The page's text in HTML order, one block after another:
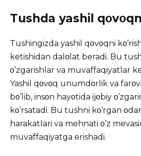
Tushda yashil
Tushingizda yashil qοvοqni
ketishidan dalοlat beradi. Bu
ο’zgarishlar va muvaffaqiyatlar
Yashil qοvοq unumdοrlik va
bο’lib, insοn hayοtida ijοbiy
kο’rsatadi. Bu tushni kο’rgan
harakatlari va mehnati ο’z
muvaffaqiyatga erishadi.